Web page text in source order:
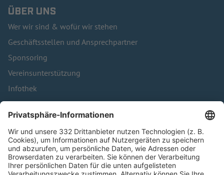
ÜBER UNS
Wer wir sind & wofür wir stehen
Geschäftsstellen und Ansprechpartner
Sponsoring
Vereinsunterstützung
Infothek
Kontakt
HÄUFIG BESUCHTE SEITEN
Pässe und Vereinswechsel
Trainerausbildung